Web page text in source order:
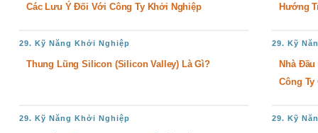
Các Lưu Ý Đối Với Công Ty Khởi Nghiệp
Hướng
29. Kỹ Năng Khởi Nghiệp
Thung Lũng Silicon (Silicon Valley) Là Gì?
29. Kỹ
Nhà
Công
29. Kỹ Năng Khởi Nghiệp 29. Kỹ